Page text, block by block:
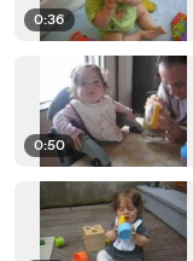
0:36
0:50